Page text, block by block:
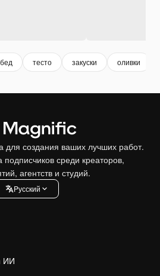
тесто закуски оливки
для создания ваших лучших работ.
среди креаторов,
агентств и студий.
Pусский
ИИ